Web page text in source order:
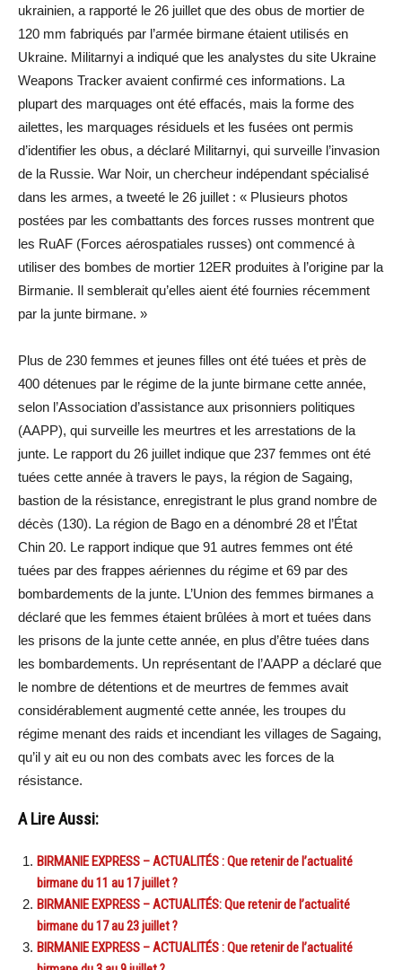
ukrainien, a rapporté le 26 juillet que des obus de mortier de
120 mm fabriqués par l’armée birmane étaient utilisés en
Ukraine. Militarnyi a indiqué que les analystes du site Ukraine
Weapons Tracker avaient confirmé ces informations. La
plupart des marquages ont été effacés, mais la forme des
ailettes, les marquages résiduels et les fusées ont permis
d’identifier les obus, a déclaré Militarnyi, qui surveille l’invasion
de la Russie. War Noir, un chercheur indépendant spécialisé
dans les armes, a tweeté le 26 juillet : « Plusieurs photos
postées par les combattants des forces russes montrent que
les RuAF (Forces aérospatiales russes) ont commencé à
utiliser des bombes de mortier 12ER produites à l’origine par la
Birmanie. Il semblerait qu’elles aient été fournies récemment
par la junte birmane. »
Plus de 230 femmes et jeunes filles ont été tuées et près de
400 détenues par le régime de la junte birmane cette année,
selon l’Association d’assistance aux prisonniers politiques
(AAPP), qui surveille les meurtres et les arrestations de la
junte. Le rapport du 26 juillet indique que 237 femmes ont été
tuées cette année à travers le pays, la région de Sagaing,
bastion de la résistance, enregistrant le plus grand nombre de
décès (130). La région de Bago en a dénombré 28 et l’État
Chin 20. Le rapport indique que 91 autres femmes ont été
tuées par des frappes aériennes du régime et 69 par des
bombardements de la junte. L’Union des femmes birmanes a
déclaré que les femmes étaient brûlées à mort et tuées dans
les prisons de la junte cette année, en plus d’être tuées dans
les bombardements. Un représentant de l’AAPP a déclaré que
le nombre de détentions et de meurtres de femmes avait
considérablement augmenté cette année, les troupes du
régime menant des raids et incendiant les villages de Sagaing,
qu’il y ait eu ou non des combats avec les forces de la
résistance.
A Lire Aussi:
BIRMANIE EXPRESS – ACTUALITÉS : Que retenir de l’actualité
birmane du 11 au 17 juillet ?
BIRMANIE EXPRESS – ACTUALITÉS: Que retenir de l’actualité
birmane du 17 au 23 juillet ?
BIRMANIE EXPRESS – ACTUALITÉS : Que retenir de l’actualité